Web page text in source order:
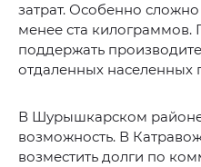
затрат. Особенно
менее ста
поддержать
отдаленных населенных
В Шурышкарском
возможность. В
возместить долги по